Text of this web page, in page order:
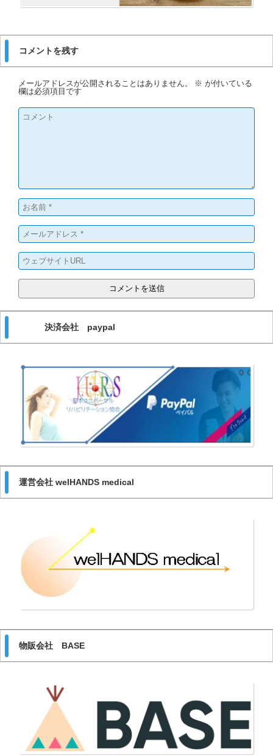
コメントを残す
メールアドレスが公開されることはありません。 ※ が付いている
欄は必須項目です
決済会社 paypal
運営会社 welHANDS medical
物販会社 BASE